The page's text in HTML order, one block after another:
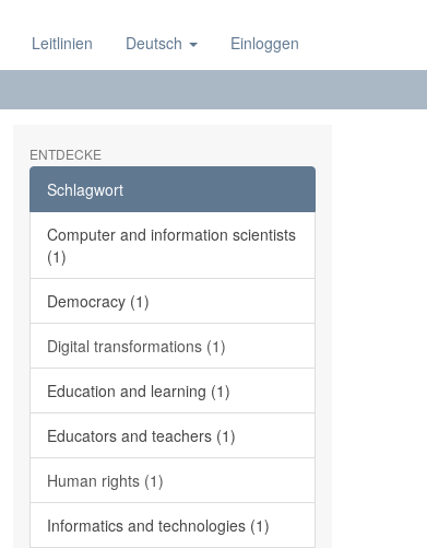
Leitlinien Deutsch Einloggen
ENTDECKE
Schlagwort
Computer and information scientists
(1)
Democracy (1)
Digital transformations (1)
Education and learning (1)
Educators and teachers (1)
Human rights (1)
Informatics and technologies (1)